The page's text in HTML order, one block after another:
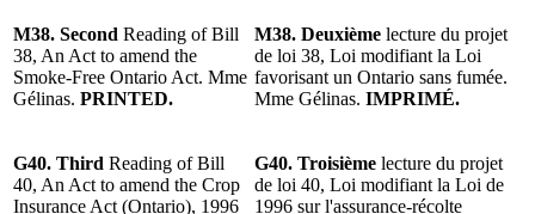
M38. Second Reading of Bill
38, An Act to amend the
Smoke-Free Ontario Act. Mme
Gélinas. PRINTED.
M38. Deuxième lecture du projet
de loi 38, Loi modifiant la Loi
favorisant un Ontario sans fumée.
Mme Gélinas. IMPRIMÉ.
G40. Third Reading of Bill
40, An Act to amend the Crop
Insurance Act (Ontario), 1996
G40. Troisième lecture du projet
de loi 40, Loi modifiant la Loi de
1996 sur l'assurance-récolte